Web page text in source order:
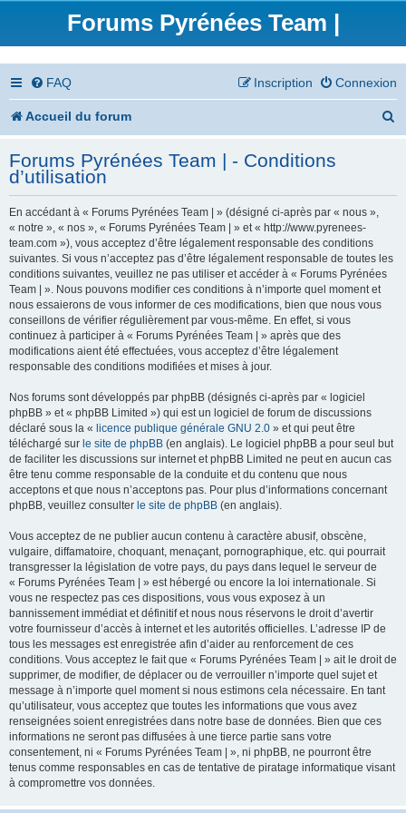
Forums Pyrénées Team |
FAQ Connexion
Inscription
Accueil du forum
h
Forums Pyrénées Team | - Conditions
d’utilisation
En accédant à « Forums Pyrénées Team | » (désigné ci-après par « nous »,
« notre », « nos », « Forums Pyrénées Team | » et « http://www.pyrenees-
team.com »), vous acceptez d’être légalement responsable des conditions
suivantes. Si vous n’acceptez pas d’être légalement responsable de toutes les
conditions suivantes, veuillez ne pas utiliser et accéder à « Forums Pyrénées
Team | ». Nous pouvons modifier ces conditions à n’importe quel moment et
nous essaierons de vous informer de ces modifications, bien que nous vous
conseillons de vérifier régulièrement par vous-même. En effet, si vous
continuez à participer à « Forums Pyrénées Team | » après que des
modifications aient été effectuées, vous acceptez d’être légalement
responsable des conditions modifiées et mises à jour.
Nos forums sont développés par phpBB (désignés ci-après par « logiciel
phpBB » et « phpBB Limited ») qui est un logiciel de forum de discussions
déclaré sous la « licence publique générale GNU 2.0 » et qui peut être
téléchargé sur le site de phpBB (en anglais). Le logiciel phpBB a pour seul but
de faciliter les discussions sur internet et phpBB Limited ne peut en aucun cas
être tenu comme responsable de la conduite et du contenu que nous
acceptons et que nous n’acceptons pas. Pour plus d’informations concernant
phpBB, veuillez consulter le site de phpBB (en anglais).
Vous acceptez de ne publier aucun contenu à caractère abusif, obscène,
vulgaire, diffamatoire, choquant, menaçant, pornographique, etc. qui pourrait
transgresser la législation de votre pays, du pays dans lequel le serveur de
« Forums Pyrénées Team | » est hébergé ou encore la loi internationale. Si
vous ne respectez pas ces dispositions, vous vous exposez à un
bannissement immédiat et définitif et nous nous réservons le droit d’avertir
votre fournisseur d’accès à internet et les autorités officielles. L’adresse IP de
tous les messages est enregistrée afin d’aider au renforcement de ces
conditions. Vous acceptez le fait que « Forums Pyrénées Team | » ait le droit de
supprimer, de modifier, de déplacer ou de verrouiller n’importe quel sujet et
message à n’importe quel moment si nous estimons cela nécessaire. En tant
qu’utilisateur, vous acceptez que toutes les informations que vous avez
renseignées soient enregistrées dans notre base de données. Bien que ces
informations ne seront pas diffusées à une tierce partie sans votre
consentement, ni « Forums Pyrénées Team | », ni phpBB, ne pourront être
tenus comme responsables en cas de tentative de piratage informatique visant
à compromettre vos données.